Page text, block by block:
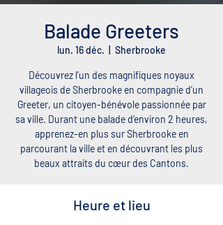
Balade Greeters
lun. 16 déc. Sherbrooke
Découvrez l’un des magnifiques noyaux
villageois de Sherbrooke en compagnie d’un
Greeter, un citoyen-bénévole passionnée par
sa ville. Durant une balade d’environ 2 heures,
apprenez-en plus sur Sherbrooke en
parcourant la ville et en découvrant les plus
beaux attraits du cœur des Cantons.
Heure et lieu